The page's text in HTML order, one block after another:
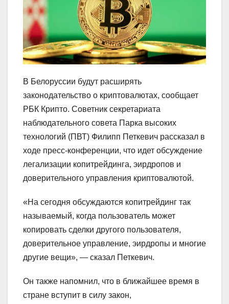
В Белоруссии будут расширять
законодательство о криптовалютах, сообщает
РБК Крипто. Советник секретариата
наблюдательного совета Парка высоких
технологий (ПВТ) Филипп Петкевич рассказал в
ходе пресс-конференции, что идет обсуждение
легализации копитрейдинга, эирдропов и
доверительного управления криптовалютой.
«На сегодня обсуждаются копитрейдинг так
называемый, когда пользователь может
копировать сделки другого пользователя,
доверительное управление, эирдропы и многие
другие вещи», — сказал Петкевич.
Он также напомнил, что в ближайшее время в
стране вступит в силу закон,